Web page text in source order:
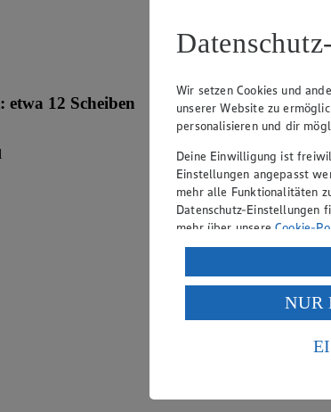
12 Scheiben
Wir setzen Cookies und
unserer Website zu
personalisieren und dir
Deine Einwilligung ist
Einstellungen angepasst
mehr alle Funktionalitäten
Datenschutz-Einstellungen
mehr über unsereCookie-
Verarbeitung deiner
Wenn du auf „Aktivieren“
ein, dass deine Daten in
einem nach europäischen
Risiko eines Zugriffs durch
NUR